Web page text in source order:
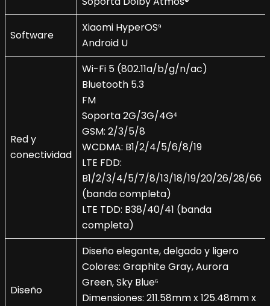
Software
Xiaomi HyperOS⁹
Android U
Red y
conectividad
Wi-Fi 5 (802.11a/b/g/n/ac)
Bluetooth 5.3
FM
Soporta 2G/3G/4G⁴
GSM: 2/3/5/8
WCDMA: B1/2/4/5/6/8/19
LTE FDD:
B1/2/3/4/5/7/8/13/18/19/20/26/28/66
(banda completa)
LTE TDD: B38/40/41 (banda
completa)
Diseño
Diseño elegante, delgado y ligero
Colores: Graphite Gray, Aurora
Green, Sky Blue⁶
Dimensiones: 211.58mm x 125.48mm x